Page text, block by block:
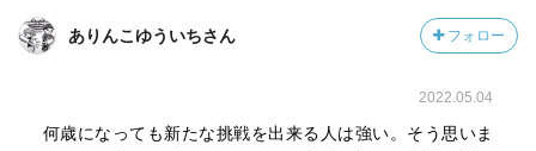
ありんこゆういちさん フォロー
2022.05.04
何歳になっても新たな挑戦を出来る人は強い。そう思いま